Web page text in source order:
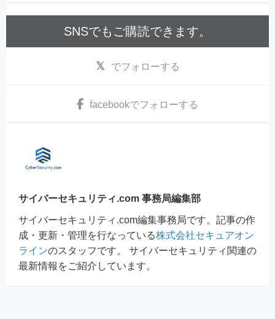
SNSでもご購読できます。
でフォローする
facebookでフォローする
サイバーセキュリティ.com 事務局編集部
サイバーセキュリティ.com編集事務局です。記事の作
成・更新・管理を行なっている株式会社セキュアオン
ラインのスタッフです。 サイバーセキュリティ関連の
最新情報をご紹介しています。